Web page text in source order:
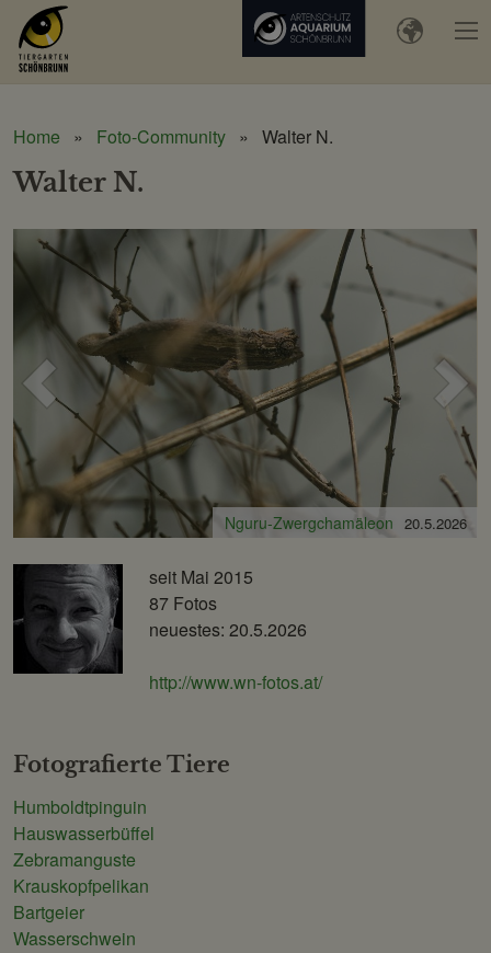
Home Foto-Community Walter N.
Walter N.
Voriges
Bild Bild
Nguru-Zwergchamäleon 20.5.2026
Sibirischer Tiger 20.5.2026
seit Mai 2015
87 Fotos
neuestes: 20.5.2026
http://www.wn-fotos.at/
Fotografierte Tiere
Humboldtpinguin
Hauswasserbüffel
Zebramanguste
Krauskopfpelikan
Bartgeier
Wasserschwein